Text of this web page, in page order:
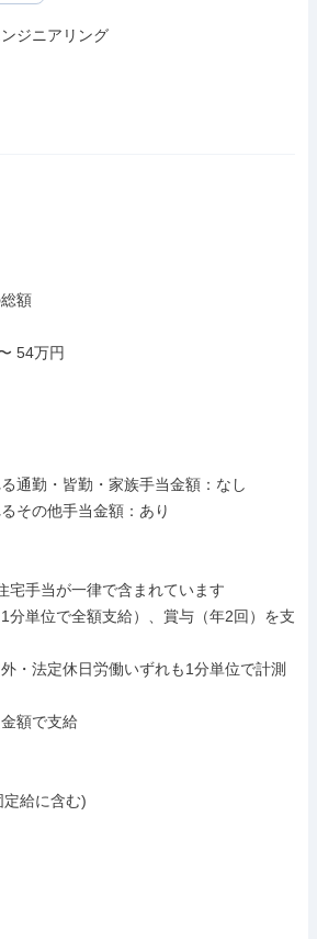
ジニアリング
額
54万円
通勤・皆勤・家族手当金額：なし
その他手当金額：あり
手当が一律で含まれています
分単位で全額支給）、賞与（年2回）を支
・法定休日労働いずれも1分単位で計測
額で支給
給に含む)